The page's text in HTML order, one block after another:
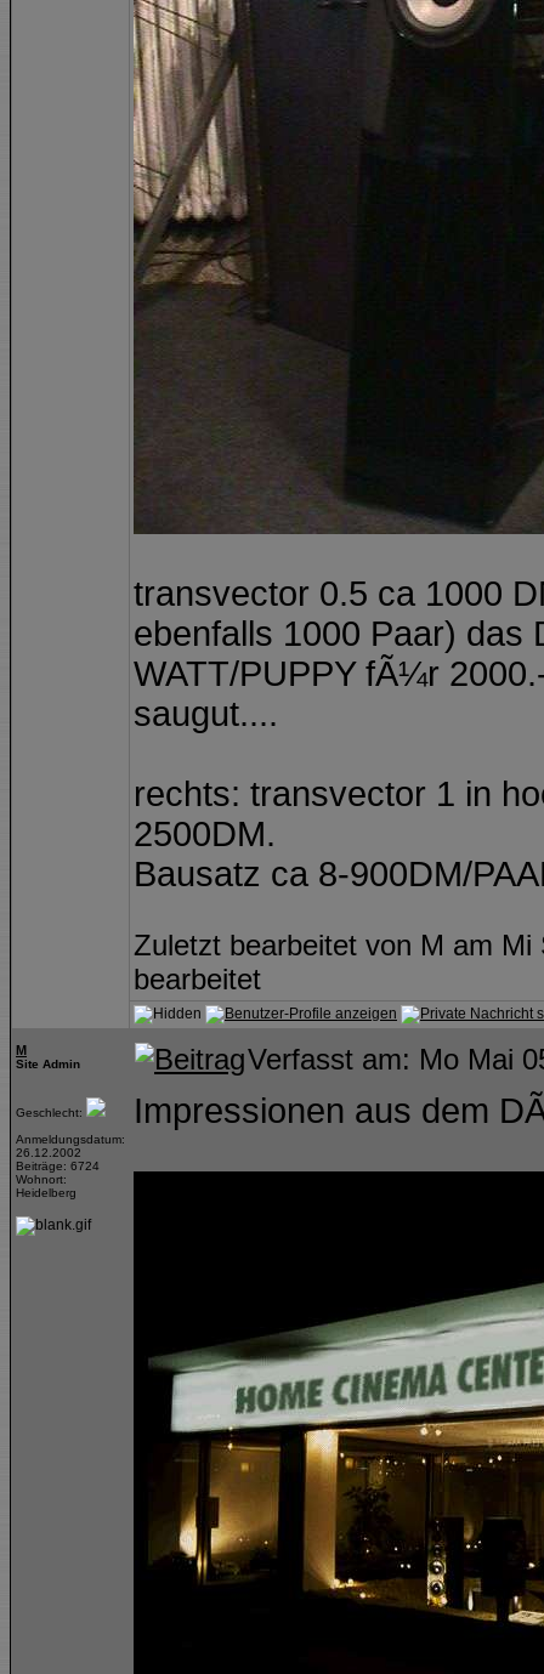
transvector 0.5 ca 1000
ebenfalls 1000 Paar) das
WATT/PUPPY fÃ¼r
saugut....
rechts: transvector 1 in
2500DM.
Bausatz ca 8-900DM/
Zuletzt bearbeitet von M am
bearbeitet
M
Site Admin
Geschlecht:
Anmeldungsdatum:
26.12.2002
Beiträge: 6724
Wohnort:
Heidelberg
Verfasst am: Mo Mai
Impressionen aus dem